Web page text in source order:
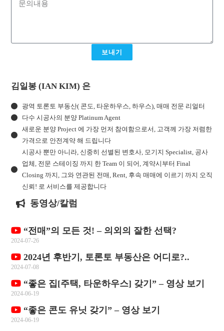
보내기
김일봉 (IAN KIM) 은
광역 토론토 부동산( 콘도, 타운하우스, 하우스), 매매 전문 리얼터
다수 시공사의 분양 Platinum Agent
새로운 분양 Project 에 가장 먼저 참여함으로서, 고객께 가장 저렴한
가격으로 안전계약 해 드립니다
시공사 뿐만 아니라, 신중히 선별된 변호사, 모기지 Specialist, 공사
업체, 전문 스테이징 까지 한 Team 이 되어, 계약시부터 Final
Closing 까지, 그와 연관된 전매, Rent, 후속 매매에 이르기 까지 오직
신뢰! 로 서비스를 제공합니다
동영상/칼럼
“전매”의 모든 것! – 의외의 잘한 선택?
2024-07-26
2024년 후반기, 토론토 부동산은 어디로?..
2024-07-08
“좋은 집[주택, 타운하우스] 갖기” – 영상 보기
2024-06-19
“좋은 콘도 유닛 갖기” – 영상 보기
2024-06-19